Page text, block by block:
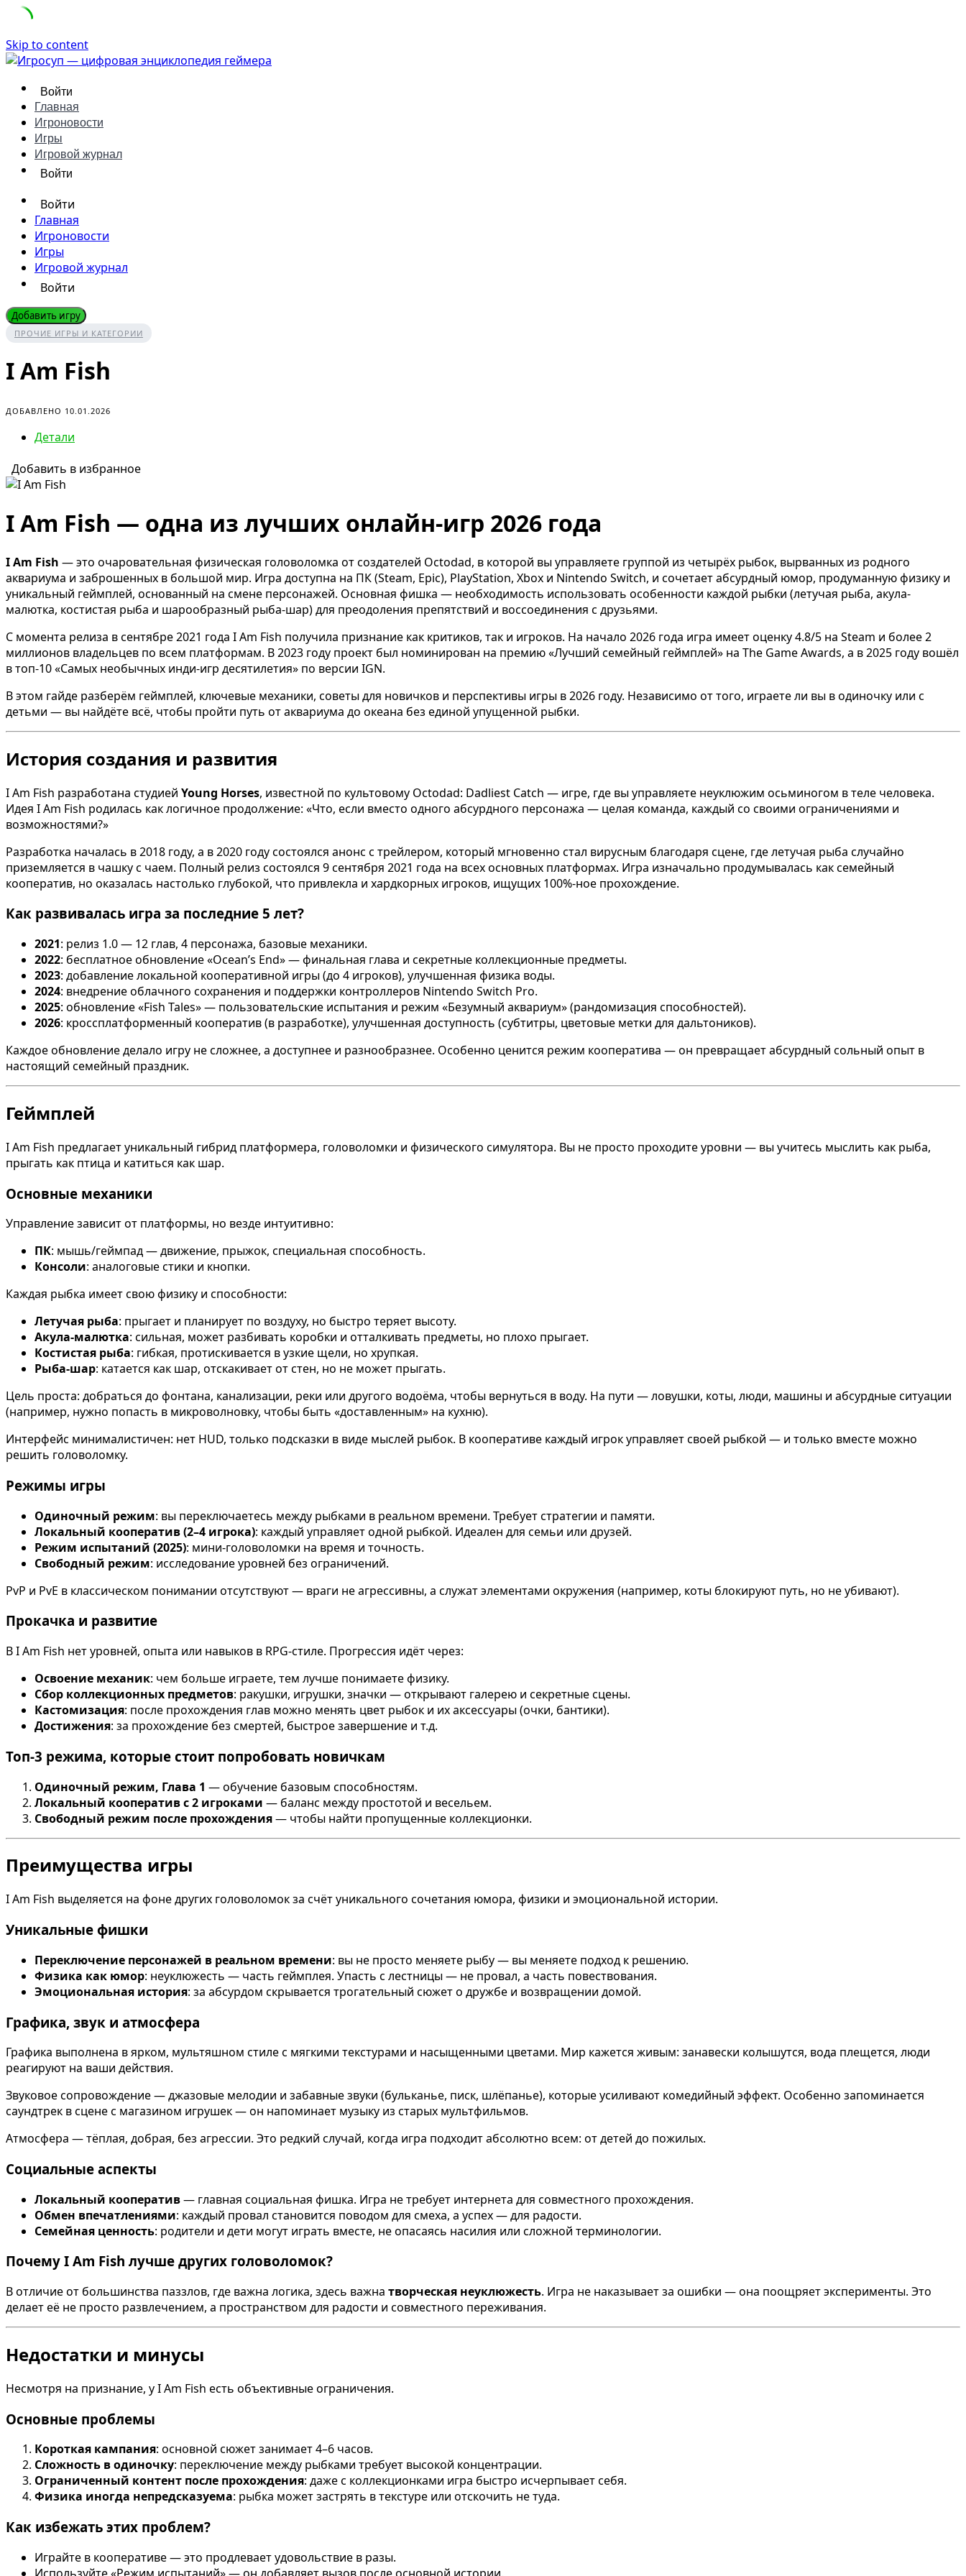
Skip to content
Войти
Главная
Игроновости
Игры
Игровой журнал
Войти
Войти
Главная
Игроновости
Игры
Игровой журнал
Войти
Добавить игру
ПРОЧИЕ ИГРЫ И КАТЕГОРИИ
I Am Fish
ДОБАВЛЕНО 10.01.2026
Детали
Добавить в избранное
I Am Fish — одна из лучших онлайн-игр 2026 года
I Am Fish — это очаровательная физическая головоломка от создателей Octodad, в которой вы управляете группой из четырёх рыбок, вырванных из родного
аквариума и заброшенных в большой мир. Игра доступна на ПК (Steam, Epic), PlayStation, Xbox и Nintendo Switch, и сочетает абсурдный юмор, продуманную физику и
уникальный геймплей, основанный на смене персонажей. Основная фишка — необходимость использовать особенности каждой рыбки (летучая рыба, акула-
малютка, костистая рыба и шарообразный рыба-шар) для преодоления препятствий и воссоединения с друзьями.
С момента релиза в сентябре 2021 года I Am Fish получила признание как критиков, так и игроков. На начало 2026 года игра имеет оценку 4.8/5 на Steam и более 2
миллионов владельцев по всем платформам. В 2023 году проект был номинирован на премию «Лучший семейный геймплей» на The Game Awards, а в 2025 году вошёл
в топ-10 «Самых необычных инди-игр десятилетия» по версии IGN.
В этом гайде разберём геймплей, ключевые механики, советы для новичков и перспективы игры в 2026 году. Независимо от того, играете ли вы в одиночку или с
детьми — вы найдёте всё, чтобы пройти путь от аквариума до океана без единой упущенной рыбки.
История создания и развития
I Am Fish разработана студией Young Horses, известной по культовому Octodad: Dadliest Catch — игре, где вы управляете неуклюжим осьминогом в теле человека.
Идея I Am Fish родилась как логичное продолжение: «Что, если вместо одного абсурдного персонажа — целая команда, каждый со своими ограничениями и
возможностями?»
Разработка началась в 2018 году, а в 2020 году состоялся анонс с трейлером, который мгновенно стал вирусным благодаря сцене, где летучая рыба случайно
приземляется в чашку с чаем. Полный релиз состоялся 9 сентября 2021 года на всех основных платформах. Игра изначально продумывалась как семейный
кооператив, но оказалась настолько глубокой, что привлекла и хардкорных игроков, ищущих 100%-ное прохождение.
Как развивалась игра за последние 5 лет?
2021: релиз 1.0 — 12 глав, 4 персонажа, базовые механики.
2022: бесплатное обновление «Ocean’s End» — финальная глава и секретные коллекционные предметы.
2023: добавление локальной кооперативной игры (до 4 игроков), улучшенная физика воды.
2024: внедрение облачного сохранения и поддержки контроллеров Nintendo Switch Pro.
2025: обновление «Fish Tales» — пользовательские испытания и режим «Безумный аквариум» (рандомизация способностей).
2026: кроссплатформенный кооператив (в разработке), улучшенная доступность (субтитры, цветовые метки для дальтоников).
Каждое обновление делало игру не сложнее, а доступнее и разнообразнее. Особенно ценится режим кооператива — он превращает абсурдный сольный опыт в
настоящий семейный праздник.
Геймплей
I Am Fish предлагает уникальный гибрид платформера, головоломки и физического симулятора. Вы не просто проходите уровни — вы учитесь мыслить как рыба,
прыгать как птица и катиться как шар.
Основные механики
Управление зависит от платформы, но везде интуитивно:
ПК: мышь/геймпад — движение, прыжок, специальная способность.
Консоли: аналоговые стики и кнопки.
Каждая рыбка имеет свою физику и способности:
Летучая рыба: прыгает и планирует по воздуху, но быстро теряет высоту.
Акула-малютка: сильная, может разбивать коробки и отталкивать предметы, но плохо прыгает.
Костистая рыба: гибкая, протискивается в узкие щели, но хрупкая.
Рыба-шар: катается как шар, отскакивает от стен, но не может прыгать.
Цель проста: добраться до фонтана, канализации, реки или другого водоёма, чтобы вернуться в воду. На пути — ловушки, коты, люди, машины и абсурдные ситуации
(например, нужно попасть в микроволновку, чтобы быть «доставленным» на кухню).
Интерфейс минималистичен: нет HUD, только подсказки в виде мыслей рыбок. В кооперативе каждый игрок управляет своей рыбкой — и только вместе можно
решить головоломку.
Режимы игры
Одиночный режим: вы переключаетесь между рыбками в реальном времени. Требует стратегии и памяти.
Локальный кооператив (2–4 игрока): каждый управляет одной рыбкой. Идеален для семьи или друзей.
Режим испытаний (2025): мини-головоломки на время и точность.
Свободный режим: исследование уровней без ограничений.
PvP и PvE в классическом понимании отсутствуют — враги не агрессивны, а служат элементами окружения (например, коты блокируют путь, но не убивают).
Прокачка и развитие
В I Am Fish нет уровней, опыта или навыков в RPG-стиле. Прогрессия идёт через:
Освоение механик: чем больше играете, тем лучше понимаете физику.
Сбор коллекционных предметов: ракушки, игрушки, значки — открывают галерею и секретные сцены.
Кастомизация: после прохождения глав можно менять цвет рыбок и их аксессуары (очки, бантики).
Достижения: за прохождение без смертей, быстрое завершение и т.д.
Топ-3 режима, которые стоит попробовать новичкам
Одиночный режим, Глава 1 — обучение базовым способностям.
Локальный кооператив с 2 игроками — баланс между простотой и весельем.
Свободный режим после прохождения— чтобы найти пропущенные коллекционки.
Преимущества игры
I Am Fish выделяется на фоне других головоломок за счёт уникального сочетания юмора, физики и эмоциональной истории.
Уникальные фишки
Переключение персонажей в реальном времени: вы не просто меняете рыбу — вы меняете подход к решению.
Физика как юмор: неуклюжесть — часть геймплея. Упасть с лестницы — не провал, а часть повествования.
Эмоциональная история: за абсурдом скрывается трогательный сюжет о дружбе и возвращении домой.
Графика, звук и атмосфера
Графика выполнена в ярком, мультяшном стиле с мягкими текстурами и насыщенными цветами. Мир кажется живым: занавески колышутся, вода плещется, люди
реагируют на ваши действия.
Звуковое сопровождение — джазовые мелодии и забавные звуки (бульканье, писк, шлёпанье), которые усиливают комедийный эффект. Особенно запоминается
саундтрек в сцене с магазином игрушек — он напоминает музыку из старых мультфильмов.
Атмосфера — тёплая, добрая, без агрессии. Это редкий случай, когда игра подходит абсолютно всем: от детей до пожилых.
Социальные аспекты
Локальный кооператив— главная социальная фишка. Игра не требует интернета для совместного прохождения.
Обмен впечатлениями: каждый провал становится поводом для смеха, а успех — для радости.
Семейная ценность: родители и дети могут играть вместе, не опасаясь насилия или сложной терминологии.
Почему I Am Fish лучше других головоломок?
В отличие от большинства паззлов, где важна логика, здесь важна творческая неуклюжесть. Игра не наказывает за ошибки — она поощряет эксперименты. Это
делает её не просто развлечением, а пространством для радости и совместного переживания.
Недостатки и минусы
Несмотря на признание, у I Am Fish есть объективные ограничения.
Основные проблемы
Короткая кампания: основной сюжет занимает 4–6 часов.
Сложность в одиночку: переключение между рыбками требует высокой концентрации.
Ограниченный контент после прохождения: даже с коллекционками игра быстро исчерпывает себя.
Физика иногда непредсказуема: рыбка может застрять в текстуре или отскочить не туда.
Как избежать этих проблем?
Играйте в кооперативе — это продлевает удовольствие в разы.